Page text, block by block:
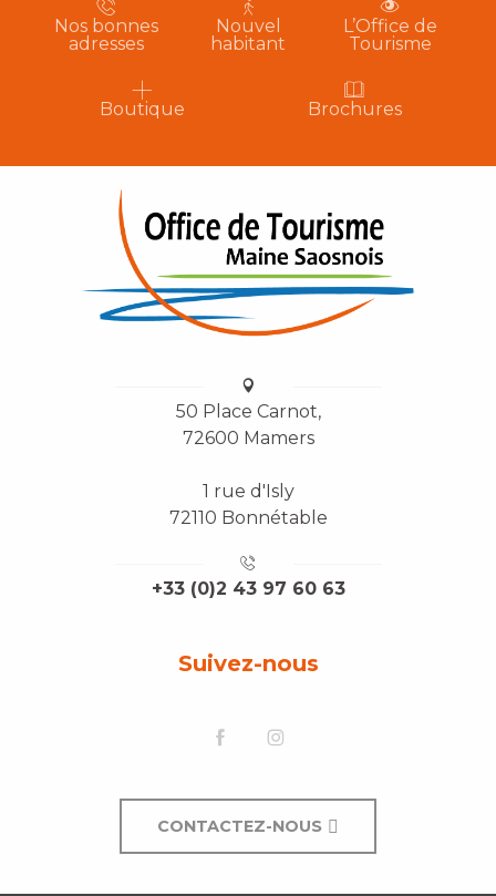
Nos bonnes
adresses
Nouvel
habitant
L’Office de
Tourisme
Boutique Brochures
50 Place Carnot,
72600 Mamers
1 rue d'Isly
72110 Bonnétable
+33 (0)2 43 97 60 63
Suivez-nous
CONTACTEZ-NOUS